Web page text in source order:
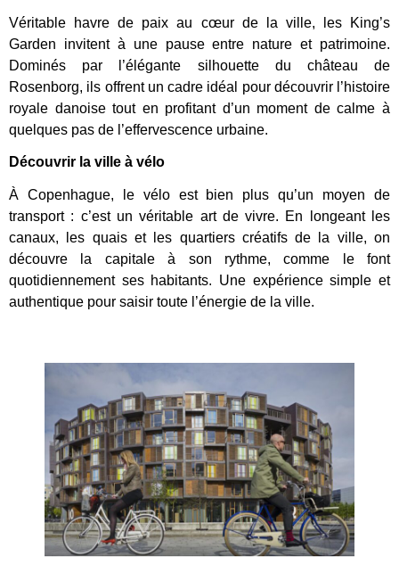
Véritable havre de paix au cœur de la ville, les King’s
Garden invitent à une pause entre nature et patrimoine.
Dominés par l’élégante silhouette du château de
Rosenborg, ils offrent un cadre idéal pour découvrir l’histoire
royale danoise tout en profitant d’un moment de calme à
quelques pas de l’effervescence urbaine.
Découvrir la ville à vélo
À Copenhague, le vélo est bien plus qu’un moyen de
transport : c’est un véritable art de vivre. En longeant les
canaux, les quais et les quartiers créatifs de la ville, on
découvre la capitale à son rythme, comme le font
quotidiennement ses habitants. Une expérience simple et
authentique pour saisir toute l’énergie de la ville.